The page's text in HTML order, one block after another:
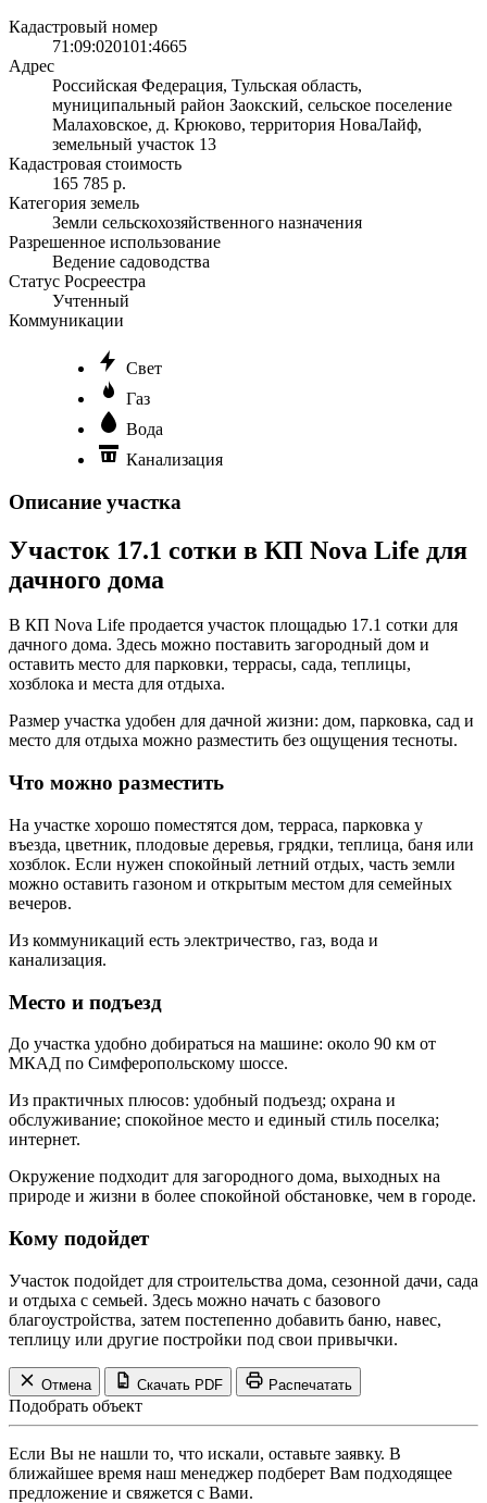
Кадастровый номер
71:09:020101:4665
Адрес
Российская Федерация, Тульская область,
муниципальный район Заокский, сельское поселение
Малаховское, д. Крюково, территория НоваЛайф,
земельный участок 13
Кадастровая стоимость
165 785 р.
Категория земель
Земли сельскохозяйственного назначения
Разрешенное использование
Ведение садоводства
Статус Росреестра
Учтенный
Коммуникации
Свет
Газ
Вода
Канализация
Описание участка
Участок 17.1 сотки в КП Nova Life для
дачного дома
В КП Nova Life продается участок площадью 17.1 сотки для
дачного дома. Здесь можно поставить загородный дом и
оставить место для парковки, террасы, сада, теплицы,
хозблока и места для отдыха.
Размер участка удобен для дачной жизни: дом, парковка, сад и
место для отдыха можно разместить без ощущения тесноты.
Что можно разместить
На участке хорошо поместятся дом, терраса, парковка у
въезда, цветник, плодовые деревья, грядки, теплица, баня или
хозблок. Если нужен спокойный летний отдых, часть земли
можно оставить газоном и открытым местом для семейных
вечеров.
Из коммуникаций есть электричество, газ, вода и
канализация.
Место и подъезд
До участка удобно добираться на машине: около 90 км от
МКАД по Симферопольскому шоссе.
Из практичных плюсов: удобный подъезд; охрана и
обслуживание; спокойное место и единый стиль поселка;
интернет.
Окружение подходит для загородного дома, выходных на
природе и жизни в более спокойной обстановке, чем в городе.
Кому подойдет
Участок подойдет для строительства дома, сезонной дачи, сада
и отдыха с семьей. Здесь можно начать с базового
благоустройства, затем постепенно добавить баню, навес,
теплицу или другие постройки под свои привычки.
Отмена Скачать PDF Распечатать
Подобрать объект
Если Вы не нашли то, что искали, оставьте заявку. В
ближайшее время наш менеджер подберет Вам подходящее
предложение и свяжется с Вами.